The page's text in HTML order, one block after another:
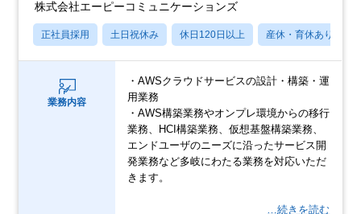
株式会社エーピーコミュニケーションズ
正社員採用 土日祝休み 休日120日以上 産休・育休あり
業務内容
・AWSクラウドサービスの設計・構築・運
用業務
・AWS構築業務やオンプレ環境からの移行
業務、HCI構築業務、仮想基盤構築業務、
エンドユーザのニーズに沿ったサービス開
発業務など多岐にわたる業務を対応いただ
きます。
…続きを読む